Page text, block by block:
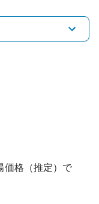
価格（推定）で